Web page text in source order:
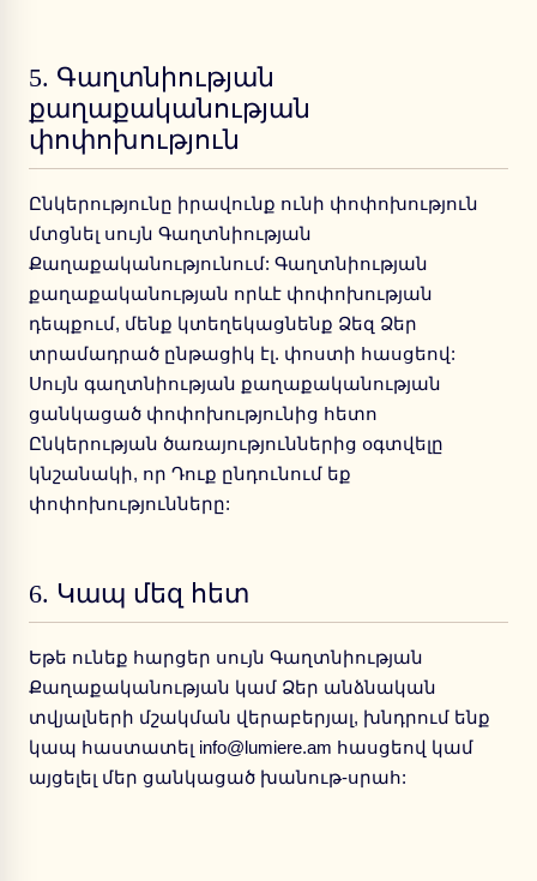
5. Գաղտնիության
քաղաքականության
փոփոխություն
Ընկերությունը իրավունք ունի փոփոխություն
մտցնել սույն Գաղտնիության
Քաղաքականությունում: Գաղտնիության
քաղաքականության որևէ փոփոխության
դեպքում, մենք կտեղեկացնենք Ձեզ Ձեր
տրամադրած ընթացիկ էլ. փոստի հասցեով:
Սույն գաղտնիության քաղաքականության
ցանկացած փոփոխությունից հետո
Ընկերության ծառայություններից օգտվելը
կնշանակի, որ Դուք ընդունում եք
փոփոխությունները:
6. Կապ մեզ հետ
Եթե ունեք հարցեր սույն Գաղտնիության
Քաղաքականության կամ Ձեր անձնական
տվյալների մշակման վերաբերյալ, խնդրում ենք
կապ հաստատել info@lumiere.am հասցեով կամ
այցելել մեր ցանկացած խանութ-սրահ: